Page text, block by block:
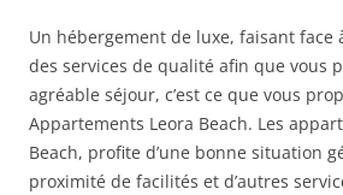
Un hébergement de luxe, faisant face
des services de qualité afin que vous
agréable séjour, c’est ce que vous
Appartements Leora Beach. Les
Beach, profite d’une bonne situation
proximité de facilités et d’autres